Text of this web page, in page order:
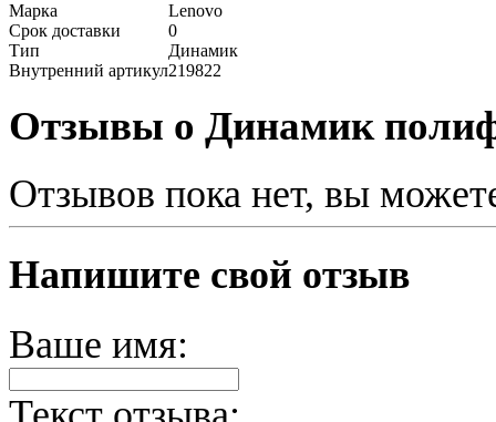
Марка
Lenovo
Срок доставки
0
Тип
Динамик
Внутренний артикул219822
Отзывы о Динамик
Отзывов пока нет, вы
Напишите свой отзыв
Ваше имя: